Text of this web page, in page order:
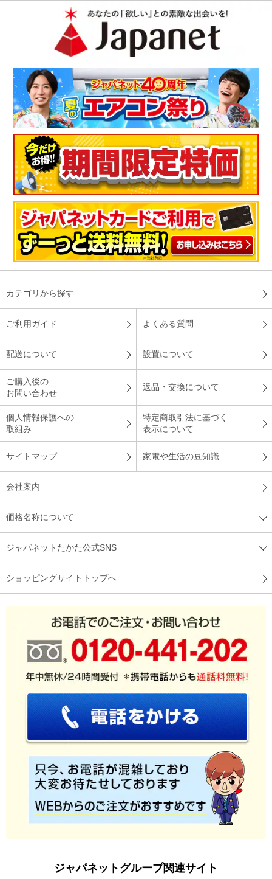
カテゴリから探す
ご利用ガイド よくある質問
配送について 設置について
ご購入後の
お問い合わせ
返品・交換について
個人情報保護への
取組み
特定商取引法に基づく
表示について
サイトマップ 家電や生活の豆知識
会社案内
価格名称について
ジャパネットたかた公式SNS
ショッピングサイトトップへ
ジャパネットグループ関連サイト